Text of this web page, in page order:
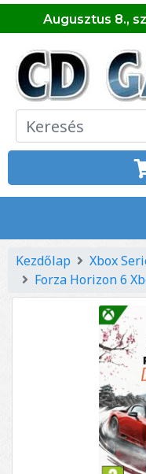
Augusztus 8.,
Kezdőlap Xbox
Forza Horizon 6